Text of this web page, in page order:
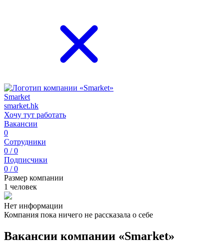
Smarket
smarket.hk
Хочу тут работать
Вакансии
0
Сотрудники
0 / 0
Подписчики
0 / 0
Размер компании
1 человек
Нет информации
Компания пока ничего не рассказала о себе
Вакансии компании «Smarket»